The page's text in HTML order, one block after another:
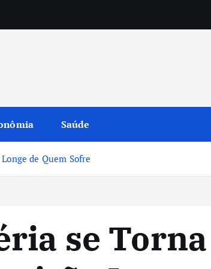
Saúde
de Quem Sofre
se Torna